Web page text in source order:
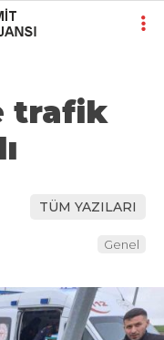
trafik
TÜM YAZILARI
Genel